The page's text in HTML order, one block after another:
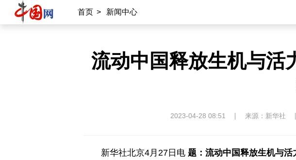
首页 > 新闻中心
流动中国释放生机与
2023-04-28 08:51 来源：新华社
新华社北京4月27日电 题：流动中国释放生机与